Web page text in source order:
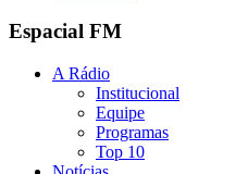
Espacial FM
A Rádio
Institucional
Equipe
Programas
Top 10